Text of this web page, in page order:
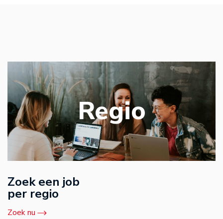
Regio
Zoek een job
per regio
Zoek nu